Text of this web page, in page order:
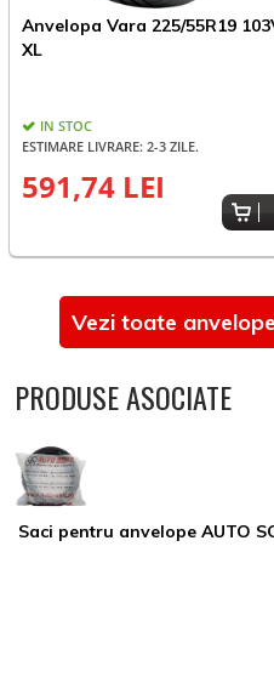
Anvelopa Vara 225/55R19
XL
IN STOC
ESTIMARE LIVRARE: 2-3 ZILE.
591,74 LEI
Vezi toate
PRODUSE ASOCIATE
Saci pentru anvelope AUTO